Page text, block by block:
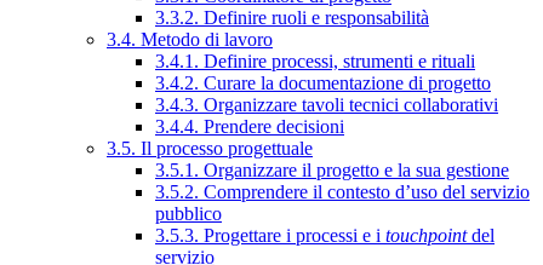
3.3.2. Definire ruoli e responsabilità
3.4. Metodo di lavoro
3.4.1. Definire processi, strumenti e rituali
3.4.2. Curare la documentazione di progetto
3.4.3. Organizzare tavoli tecnici collaborativi
3.4.4. Prendere decisioni
3.5. Il processo progettuale
3.5.1. Organizzare il progetto e la sua gestione
3.5.2. Comprendere il contesto d’uso del servizio
pubblico
3.5.3. Progettare i processi e i touchpointdel
servizio